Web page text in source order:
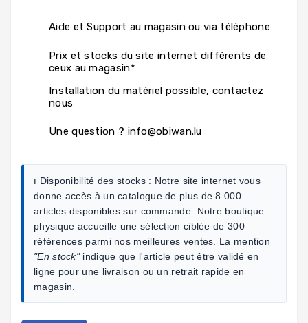
Aide et Support au magasin ou via téléphone
Prix et stocks du site internet différents de
ceux au magasin*
Installation du matériel possible, contactez
nous
Une question ? info@obiwan.lu
ℹ️ Disponibilité des stocks : Notre site internet vous
donne accès à un catalogue de plus de 8 000
articles disponibles sur commande. Notre boutique
physique accueille une sélection ciblée de 300
références parmi nos meilleures ventes. La mention
"En stock"indique que l'article peut être validé en
ligne pour une livraison ou un retrait rapide en
magasin.